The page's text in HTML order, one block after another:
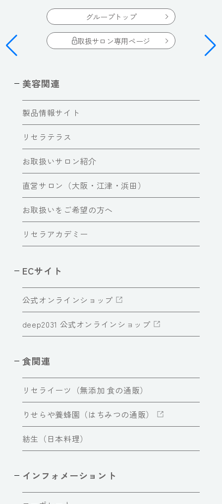
グループトップ
取扱サロン専用ページ
美容関連
製品情報サイト
リセラテラス
お取扱いサロン紹介
直営サロン（大阪・江津・浜田）
お取扱いをご希望の方へ
リセラアカデミー
ECサイト
公式オンラインショップ
deep2031 公式オンラインショップ
食関連
リセライーツ（無添加 食の通販）
りせらや養蜂園（はちみつの通販）
紡生（日本料理）
インフォメーショント